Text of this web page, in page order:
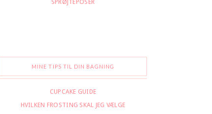
SPRØJTEPOSER
MINE TIPS TIL DIN BAGNING
CUPCAKE GUIDE
HVILKEN FROSTING SKAL JEG VÆLGE